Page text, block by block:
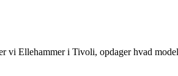
vi Ellehammer i Tivoli, opdager hvad